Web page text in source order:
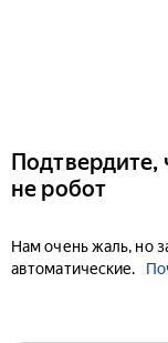
Подтвердите,
не робот
Нам очень жаль, но
автоматические.